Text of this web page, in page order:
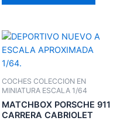
COCHES COLECCION EN
MINIATURA ESCALA 1/64
MATCHBOX PORSCHE 911
CARRERA CABRIOLET